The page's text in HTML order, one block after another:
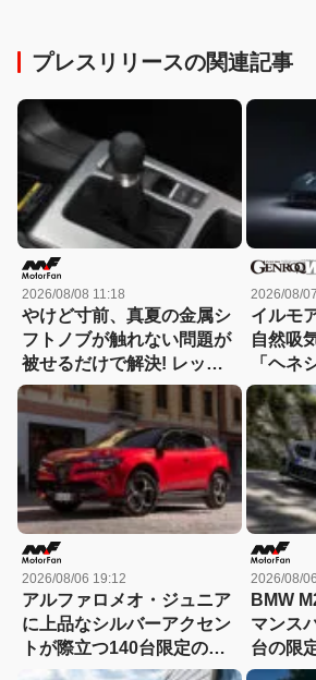
プレスリリースの関連記事
2026/08/08 11:18
やけど寸前、真夏の金属シ
フトノブが触れない問題が
被せるだけで解決! レッツ
ォのシリコンカバーが夏も
冬も快適すぎる! 【CAR
MONO図鑑】
2026/08/
イルモ
自然吸
「ヘネ
ド」が
2026/08/06 19:12
アルファロメオ・ジュニア
に上品なシルバーアクセン
トが際立つ140台限定の
「スポルト スペチアーレ」
2026/08/
BMW
マンス
台の限
ン・エ